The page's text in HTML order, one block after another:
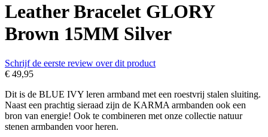
Leather Bracelet GLORY
Brown 15MM Silver
Schrijf de eerste review over dit product
€ 49,95
Dit is de BLUE IVY leren armband met een roestvrij stalen sluiting.
Naast een prachtig sieraad zijn de KARMA armbanden ook een
bron van energie! Ook te combineren met onze collectie natuur
stenen armbanden voor heren.